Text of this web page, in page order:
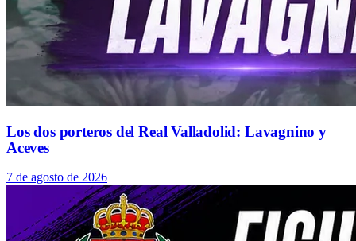
Los dos porteros del Real Valladolid: Lavagnino y
Aceves
7 de agosto de 2026